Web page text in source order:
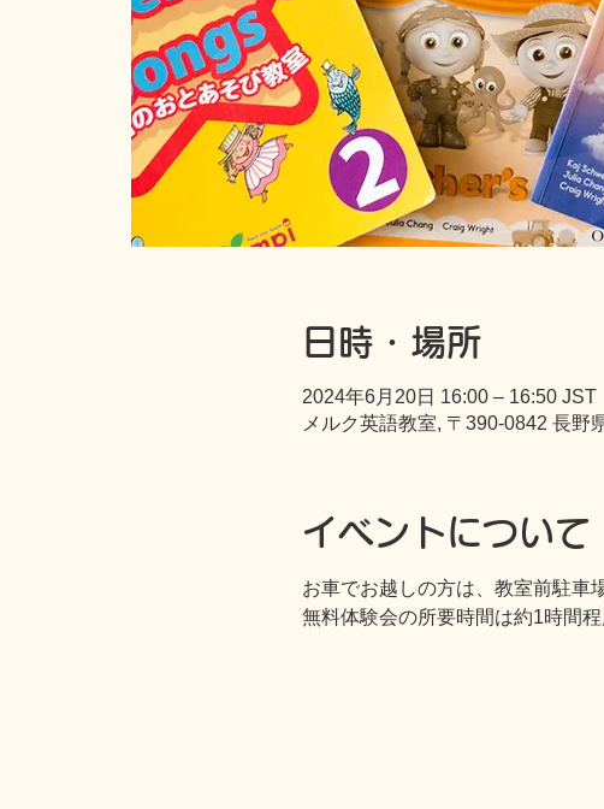
日時・場所
2024年6月20日 16:00 – 16:50 JST
メルク英語教室, 〒390-0842 長野
イベントについて
お車でお越しの方は、教室前駐車
無料体験会の所要時間は約1時間程